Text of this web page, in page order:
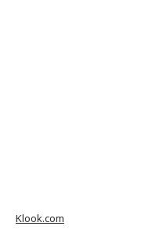
Klook.com